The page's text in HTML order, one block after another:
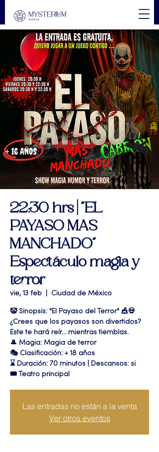
22:30 hrs | "EL
PAYASO MAS
MANCHADO"
Espectáculo magia y
terror
vie, 13 feb Ciudad de México
🤡 Sinopsis: "El Payaso del Terror" 🎪💀
¿Crees que los payasos son divertidos?
Este te hará reír... mientras tiemblas.
🎩 Magia: Magia de terror
🎭 Clasificación: + 18 años
⌛ Duración: 70 minutos | Descansos: si
🎟 Teatro principal
Las entradas no están a la venta
Ver otros eventos